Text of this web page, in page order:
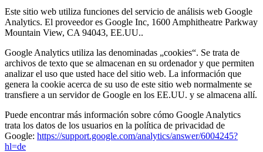
Este sitio web utiliza funciones del servicio de análisis web Google
Analytics. El proveedor es Google Inc, 1600 Amphitheatre Parkway
Mountain View, CA 94043, EE.UU..
Google Analytics utiliza las denominadas „cookies“. Se trata de
archivos de texto que se almacenan en su ordenador y que permiten
analizar el uso que usted hace del sitio web. La información que
genera la cookie acerca de su uso de este sitio web normalmente se
transfiere a un servidor de Google en los EE.UU. y se almacena allí.
Puede encontrar más información sobre cómo Google Analytics
trata los datos de los usuarios en la política de privacidad de
Google: https://support.google.com/analytics/answer/6004245?
hl=de